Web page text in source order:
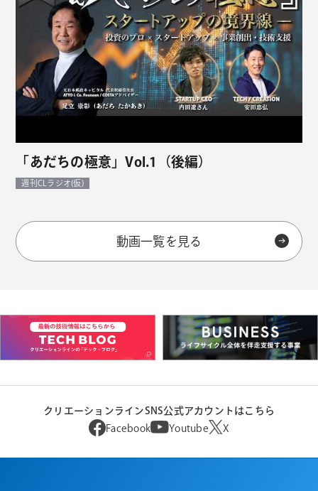
「あだちの極意」Vol.1（後編）
週刊CLラジオ(仮)
動画一覧を見る
クリエーションラインSNS公式アカウントはこちら
Facebook
Youtube X